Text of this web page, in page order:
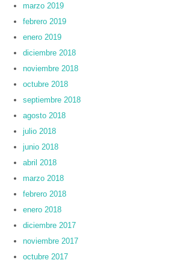
marzo 2019
febrero 2019
enero 2019
diciembre 2018
noviembre 2018
octubre 2018
septiembre 2018
agosto 2018
julio 2018
junio 2018
abril 2018
marzo 2018
febrero 2018
enero 2018
diciembre 2017
noviembre 2017
octubre 2017